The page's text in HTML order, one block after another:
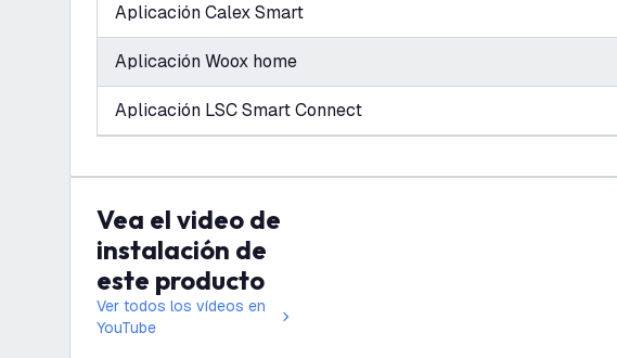
Aplicación Calex Smart
Aplicación Woox home
Aplicación LSC Smart Connect
Vea el video de
instalación de
este producto
Ver todos los vídeos en
YouTube